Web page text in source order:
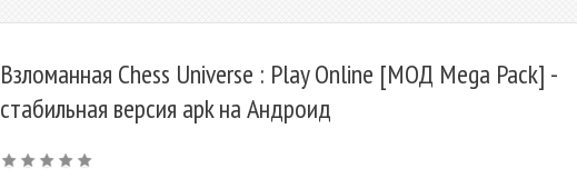
Взломанная Chess Universe : Play Online [МОД Mega Pack] -
стабильная версия apk на Андроид